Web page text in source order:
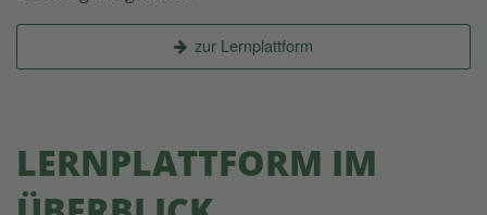
zur Lernplattform
LERNPLATTFORM IM